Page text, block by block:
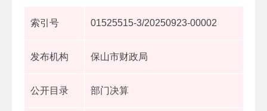
索引号 01525515-3/20250923-00002
发布机构 保山市财政局
公开目录 部门决算